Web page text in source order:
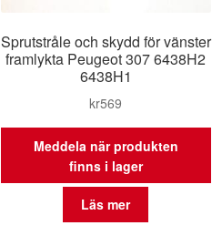
Sprutstråle och skydd för vänster
framlykta Peugeot 307 6438H2
6438H1
kr569
Meddela när produkten
finns i lager
Läs mer